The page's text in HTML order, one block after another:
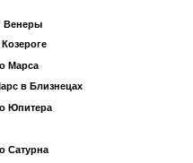
Венеры
Козероге
Марса
в Близнецах
Юпитера
Сатурна